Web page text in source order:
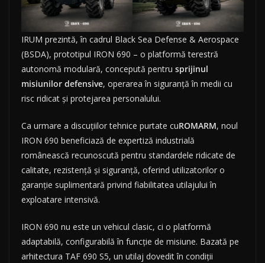
IRUM prezintă, în cadrul Black Sea Defense & Aerospace
(BSDA), prototipul IRON 690 – o platformă terestră
autonomă modulară, concepută pentru sprijinul
misiunilor defensive, operarea în siguranță în medii cu
risc ridicat și protejarea personalului.
Ca urmare a discuțiilor tehnice purtate cuROMARM, noul
IRON 690 beneficiază de expertiză industrială
românească recunoscută pentru standardele ridicate de
calitate, rezistență și siguranță, oferind utilizatorilor o
garanție suplimentară privind fiabilitatea utilajului în
exploatare intensivă.
IRON 690 nu este un vehicul clasic, ci o platformă
adaptabilă, configurabilă în funcție de misiune. Bazată pe
arhitectura TAF 690 S5, un utilaj dovedit în condiții